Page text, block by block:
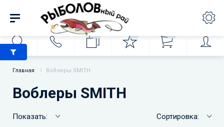
Главная Воблеры SMITH
Воблеры SMITH
Показать: Сортировка: